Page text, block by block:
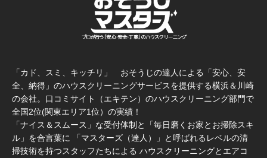
「カド、スミ、キッチリ」 おそうじの達人による「安心、安
全、納得」のハウスクリーニングサービスを提供する横浜＆川崎
の会社。口コミサイト（エキテン）のハウスクリーニング部門で
全国2位(関東エリア1位）の実績！
「ナイス＆スムース」な受付体制と「毎日磨くお家とお掃除スキ
ル」を合言葉に 「マスターズ（達人）」と呼ばれるレベルの清
掃技術を持つスタッフたちによる ハウスクリーニングとエアコ